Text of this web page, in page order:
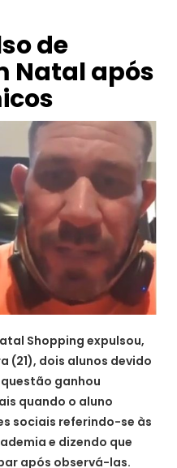
de
Natal após
Shopping expulsou,
(21), dois alunos devido
ganhou
quando o aluno
sociais referindo-se às
e dizendo que
após observá-las.